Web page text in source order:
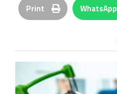
WhatsApp
Print